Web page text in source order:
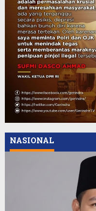
NASIONAL